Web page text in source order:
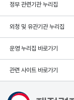
정부 관련기관 누리집
외청 및 유관기관 누리집
운영 누리집 바로가기
관련 사이트 바로가기